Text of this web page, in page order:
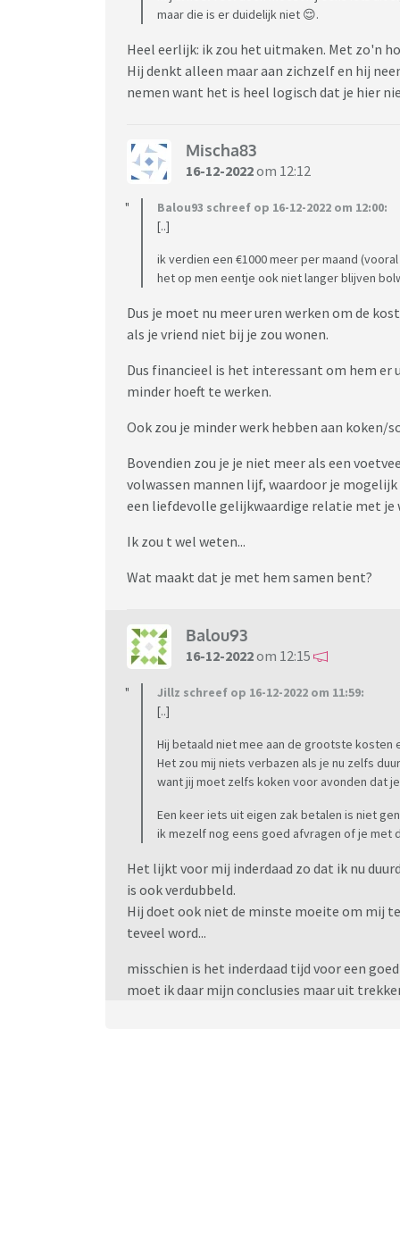
Wat denken jullie hiervan?
maar die is er duidelijk niet 😌.
Heel eerlijk: ik zou het uitmaken. Met zo'n
Hij denkt alleen maar aan zichzelf en hij
nemen want het is heel logisch dat je hier
Mischa83
16-12-2022om 12:12
Balou93 schreef op 16-12-2022 om 12:00:
[..]
ik verdien een €1000 meer per maand
het op men eentje ook niet langer blijven
Dus je moet nu meer uren werken om de
als je vriend niet bij je zou wonen.
Dus financieel is het interessant om hem
minder hoeft te werken.
Ook zou je minder werk hebben aan koken/
Bovendien zou je je niet meer als een
volwassen mannen lijf, waardoor je
een liefdevolle gelijkwaardige relatie met je
Ik zou t wel weten...
Wat maakt dat je met hem samen bent?
Balou93
16-12-2022om 12:15
Jillz schreef op 16-12-2022 om 11:59:
[..]
Hij betaald niet mee aan de grootste
Het zou mij niets verbazen als je nu zelfs
want jij moet zelfs koken voor avonden dat
Een keer iets uit eigen zak betalen is niet
ik mezelf nog eens goed afvragen of je met
Het lijkt voor mij inderdaad zo dat ik nu
is ook verdubbeld.
Hij doet ook niet de minste moeite om mij
teveel word...
misschien is het inderdaad tijd voor een
moet ik daar mijn conclusies maar uit